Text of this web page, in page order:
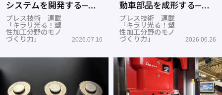
システムを開発する─オ
ーテック
プレス技術 連載
「キラリ光る！塑
性加工分野のモノ
づくり力」
2026.07.16
動車部品を成形する─ヨ
ロズ
プレス技術 連載
「キラリ光る！塑
性加工分野のモノ
づくり力」
2026.06.26